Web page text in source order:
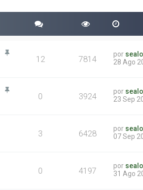
12 7814 por
28 Ago
0 3924 por
23 Sep
3 6428 por
07 Sep
0 4197 por
31 Ago